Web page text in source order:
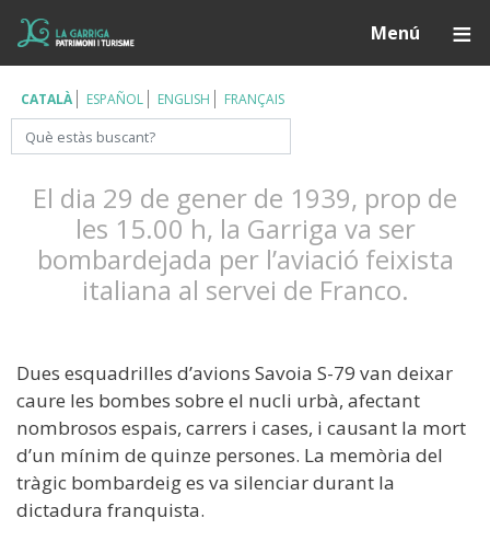
contingut
Menú
CATALÀ ESPAÑOL ENGLISH FRANÇAIS
Cerca
El dia 29 de gener de 1939, prop de
les 15.00 h, la Garriga va ser
bombardejada per l’aviació feixista
italiana al servei de Franco.
Dues esquadrilles d’avions Savoia S-79 van deixar
caure les bombes sobre el nucli urbà, afectant
nombrosos espais, carrers i cases, i causant la mort
d’un mínim de quinze persones. La memòria del
tràgic bombardeig es va silenciar durant la
dictadura franquista.